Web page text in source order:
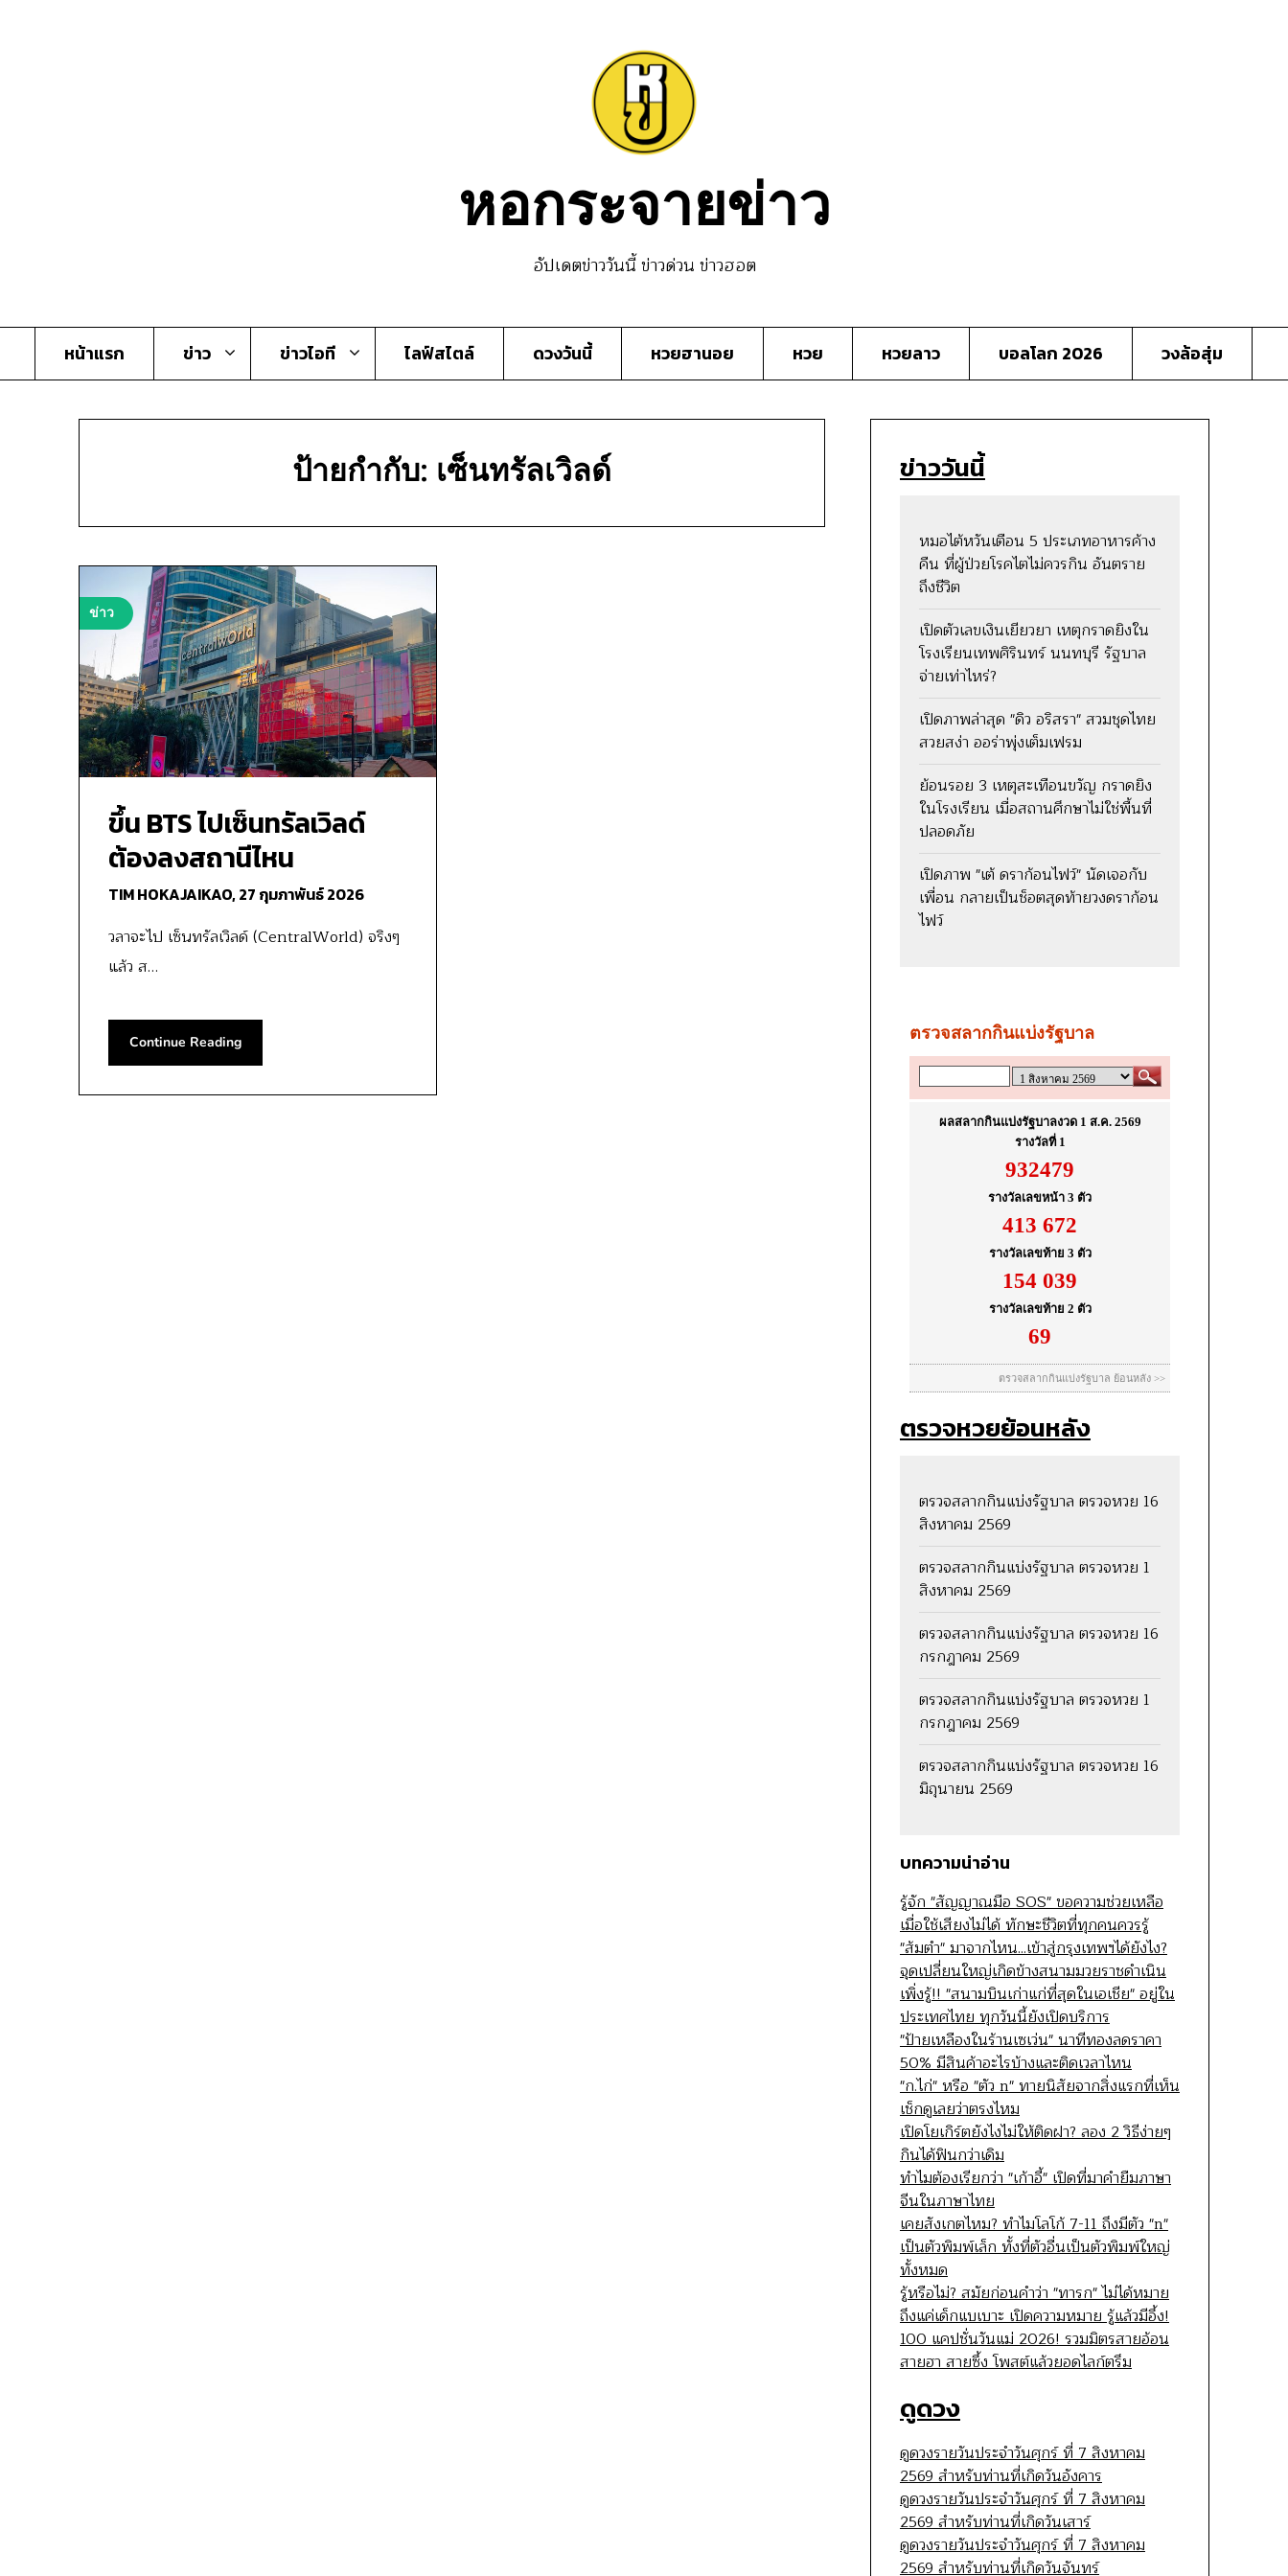
หอกระจายข่าว
อัปเดตข่าววันนี้ ข่าวด่วน ข่าวฮอต
หน้าแรก ข่าว ข่าวไอที ไลฟ์สไตล์ ดวงวันนี้ หวยฮานอย หวย หวยลาว บอลโลก 2026 วงล้อสุ่ม
ป้ายกำกับ: เซ็นทรัลเวิลด์
ข่าว
ขึ้น BTS ไปเซ็นทรัลเวิลด์
ต้องลงสถานีไหน
TIM HOKAJAIKAO,27 กุมภาพันธ์ 2026
วลาจะไป เซ็นทรัลเวิลด์ (CentralWorld) จริงๆ
แล้ว ส…
Continue Reading
ข่าววันนี้
หมอไต้หวันเตือน 5 ประเภทอาหารค้าง
คืน ที่ผู้ป่วยโรคไตไม่ควรกิน อันตราย
ถึงชีวิต
เปิดตัวเลขเงินเยียวยา เหตุกราดยิงใน
โรงเรียนเทพศิรินทร์ นนทบุรี รัฐบาล
จ่ายเท่าไหร่?
เปิดภาพล่าสุด "ดิว อริสรา" สวมชุดไทย
สวยสง่า ออร่าพุ่งเต็มเฟรม
ย้อนรอย 3 เหตุสะเทือนขวัญ กราดยิง
ในโรงเรียน เมื่อสถานศึกษาไม่ใช่พื้นที่
ปลอดภัย
เปิดภาพ "เต้ ดราก้อนไฟว์" นัดเจอกับ
เพื่อน กลายเป็นช็อตสุดท้ายวงดราก้อน
ไฟว์
ตรวจหวยย้อนหลัง
ตรวจสลากกินแบ่งรัฐบาล ตรวจหวย 16
สิงหาคม 2569
ตรวจสลากกินแบ่งรัฐบาล ตรวจหวย 1
สิงหาคม 2569
ตรวจสลากกินแบ่งรัฐบาล ตรวจหวย 16
กรกฎาคม 2569
ตรวจสลากกินแบ่งรัฐบาล ตรวจหวย 1
กรกฎาคม 2569
ตรวจสลากกินแบ่งรัฐบาล ตรวจหวย 16
มิถุนายน 2569
บทความน่าอ่าน
รู้จัก "สัญญาณมือ SOS" ขอความช่วยเหลือ
เมื่อใช้เสียงไม่ได้ ทักษะชีวิตที่ทุกคนควรรู้
"ส้มตำ" มาจากไหน...เข้าสู่กรุงเทพฯได้ยังไง?
จุดเปลี่ยนใหญ่เกิดข้างสนามมวยราชดำเนิน
เพิ่งรู้!! "สนามบินเก่าแก่ที่สุดในเอเชีย" อยู่ใน
ประเทศไทย ทุกวันนี้ยังเปิดบริการ
"ป้ายเหลืองในร้านเซเว่น" นาทีทองลดราคา
50% มีสินค้าอะไรบ้างและติดเวลาไหน
"ก.ไก่" หรือ "ตัว n" ทายนิสัยจากสิ่งแรกที่เห็น
เช็กดูเลยว่าตรงไหม
เปิดโยเกิร์ตยังไงไม่ให้ติดฝา? ลอง 2 วิธีง่ายๆ
กินได้ฟินกว่าเดิม
ทำไมต้องเรียกว่า "เก้าอี้" เปิดที่มาคำยืมภาษา
จีนในภาษาไทย
เคยสังเกตไหม? ทำไมโลโก้ 7-11 ถึงมีตัว "n"
เป็นตัวพิมพ์เล็ก ทั้งที่ตัวอื่นเป็นตัวพิมพ์ใหญ่
ทั้งหมด
รู้หรือไม่? สมัยก่อนคำว่า "ทารก" ไม่ได้หมาย
ถึงแค่เด็กแบเบาะ เปิดความหมาย รู้แล้วมีอึ้ง!
100 แคปชั่นวันแม่ 2026! รวมมิตรสายอ้อน
สายฮา สายซึ้ง โพสต์แล้วยอดไลก์ตรึม
ดูดวง
ดูดวงรายวันประจำวันศุกร์ ที่ 7 สิงหาคม
2569 สำหรับท่านที่เกิดวันอังคาร
ดูดวงรายวันประจำวันศุกร์ ที่ 7 สิงหาคม
2569 สำหรับท่านที่เกิดวันเสาร์
ดูดวงรายวันประจำวันศุกร์ ที่ 7 สิงหาคม
2569 สำหรับท่านที่เกิดวันจันทร์